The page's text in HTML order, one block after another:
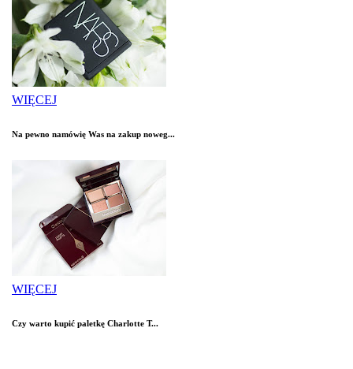
WIĘCEJ
Na pewno namówię Was na zakup noweg...
WIĘCEJ
Czy warto kupić paletkę Charlotte T...